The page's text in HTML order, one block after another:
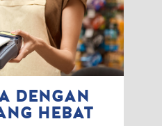
DENGAN
HEBAT